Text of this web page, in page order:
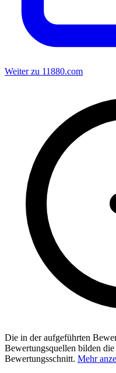
Weiter zu 11880.com
Die in der aufgeführten
Bewertungsquellen bilden
Bewertungsschnitt. Mehr